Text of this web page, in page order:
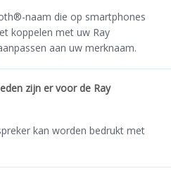
naam die op smartphones
koppelen met uw Ray
aan uw merknaam.
zijn er voor de Ray
kan worden bedrukt met